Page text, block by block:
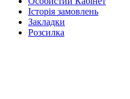
Історія замовлень
Закладки
Розсилка